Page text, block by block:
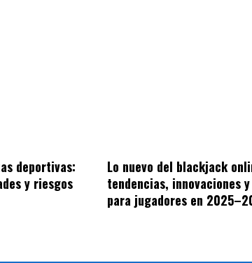
deportivas:
y riesgos
Lo nuevo del blackjack
tendencias, innovaciones
para jugadores en